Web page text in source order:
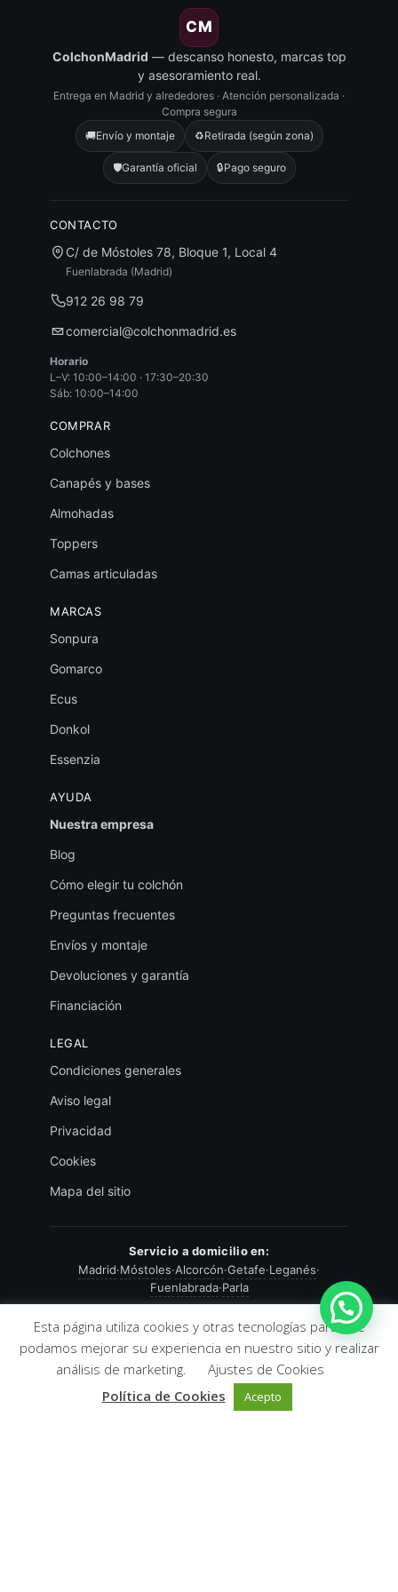
CM
ColchonMadrid — descanso honesto, marcas top
y asesoramiento real.
Entrega en Madrid y alrededores · Atención personalizada ·
Compra segura
🚚Envío y montaje ♻️Retirada (según zona)
🛡️Garantía oficial 🔒Pago seguro
CONTACTO
C/ de Móstoles 78, Bloque 1, Local 4
Fuenlabrada (Madrid)
912 26 98 79
comercial@colchonmadrid.es
Horario
L–V: 10:00–14:00 · 17:30–20:30
Sáb: 10:00–14:00
COMPRAR
Colchones
Canapés y bases
Almohadas
Toppers
Camas articuladas
MARCAS
Sonpura
Gomarco
Ecus
Donkol
Essenzia
AYUDA
Nuestra empresa
Blog
Cómo elegir tu colchón
Preguntas frecuentes
Envíos y montaje
Devoluciones y garantía
Financiación
LEGAL
Condiciones generales
Aviso legal
Privacidad
Cookies
Mapa del sitio
Servicio a domicilio en:
Madrid·Móstoles·Alcorcón·Getafe·Leganés·
Fuenlabrada·Parla
PAGO SEGURO Y FLEXIBLE
Tarjeta, Google Pay, Apple Pay y financiación
disponible en entorno seguro.
494,00
Desde
370,00€
Esta página utiliza cookies y otras tecnologías para que
podamos mejorar su experiencia en nuestro sitio y realizar
análisis de marketing.
Ajustes de Cookies
Política de Cookies
Acepto
Asesor de Descanso
Abrir chat